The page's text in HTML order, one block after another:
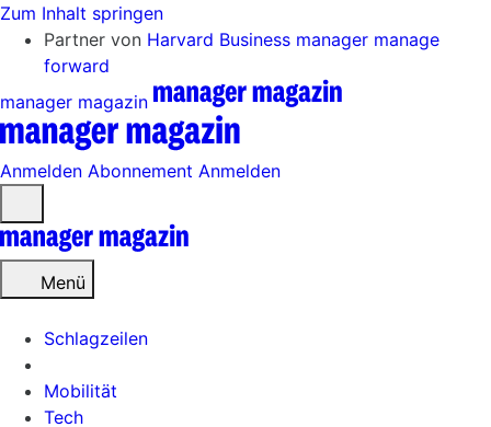
Zum Inhalt springen
Partner von Harvard Business manager manage
forward
manager magazin
Anmelden Abonnement Anmelden
öffnen
Menü
Schlagzeilen
Mobilität
Tech